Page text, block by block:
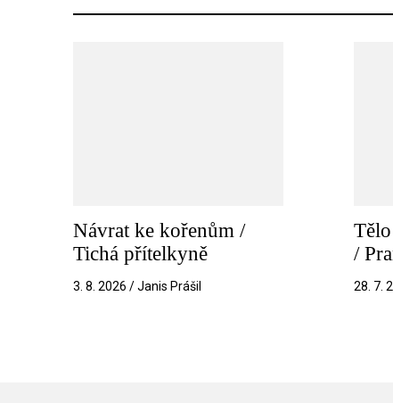
Návrat ke kořenům /
Tichá přítelkyně
3. 8. 2026 / Janis Prášil
/
28. 7.